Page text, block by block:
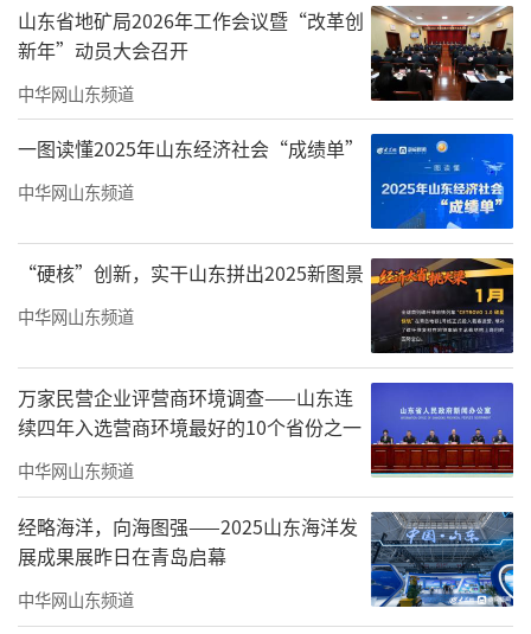
现一种全新的演进范式：
12家企业不是传统意义上的
“小作坊”，
他们精准嵌入产业链关键环节，涵盖硬核新材
料、垂直领域大模型、具身智能研发、智慧海
洋装备等多个高附加值领域。
越是触及这种知识密集、技术迭代极快
的“塔尖”赛道，越需要OPC这种轻资产、高
灵活性的“轻骑兵”去冲锋陷阵。但“单兵作
山东省地矿局2026年工作会议暨“改革创
新年”动员大会召开
中华网山东频道
一图读懂2025年山东经济社会“成绩单”
中华网山东频道
“硬核”创新，实干山东拼出2025新图景
中华网山东频道
万家民营企业评营商环境调查——山东连
续四年入选营商环境最好的10个省份之一
中华网山东频道
经略海洋，向海图强——2025山东海洋发
展成果展昨日在青岛启幕
中华网山东频道